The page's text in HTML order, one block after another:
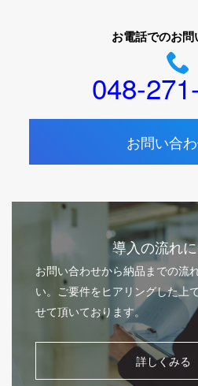
お電話でのお問
048-
お問い合
導入の流れ
お問い合わせから納品までの流
い。ご要件をヒアリングした上
せて頂いております。
詳しくみる